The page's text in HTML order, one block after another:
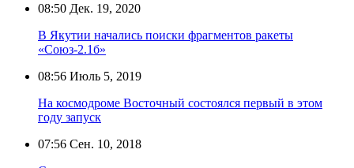
08:50 Дек. 19, 2020
В Якутии начались поиски фрагментов ракеты
«Союз-2.1б»
08:56 Июль 5, 2019
На космодроме Восточный состоялся первый в этом
году запуск
07:56 Сен. 10, 2018